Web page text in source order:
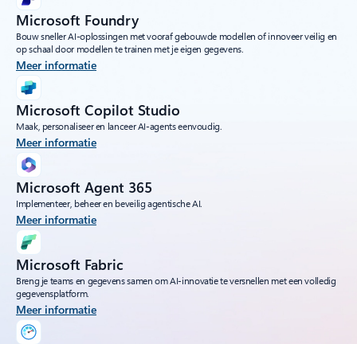
Microsoft Foundry
Bouw sneller AI-oplossingen met vooraf gebouwde modellen of innoveer veilig en
op schaal door modellen te trainen met je eigen gegevens.
Meer informatie
Microsoft Copilot Studio
Maak, personaliseer en lanceer AI-agents eenvoudig.
Meer informatie
Microsoft Agent 365
Implementeer, beheer en beveilig agentische AI.
Meer informatie
Microsoft Fabric
Breng je teams en gegevens samen om AI-innovatie te versnellen met een volledig
gegevensplatform.
Meer informatie